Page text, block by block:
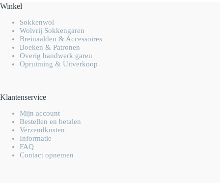
Winkel
Sokkenwol
Wolvrij Sokkengaren
Breinaalden & Accessoires
Boeken & Patronen
Overig handwerk garen
Opruiming & Uitverkoop
Klantenservice
Mijn account
Bestellen en betalen
Verzendkosten
Informatie
FAQ
Contact opnemen